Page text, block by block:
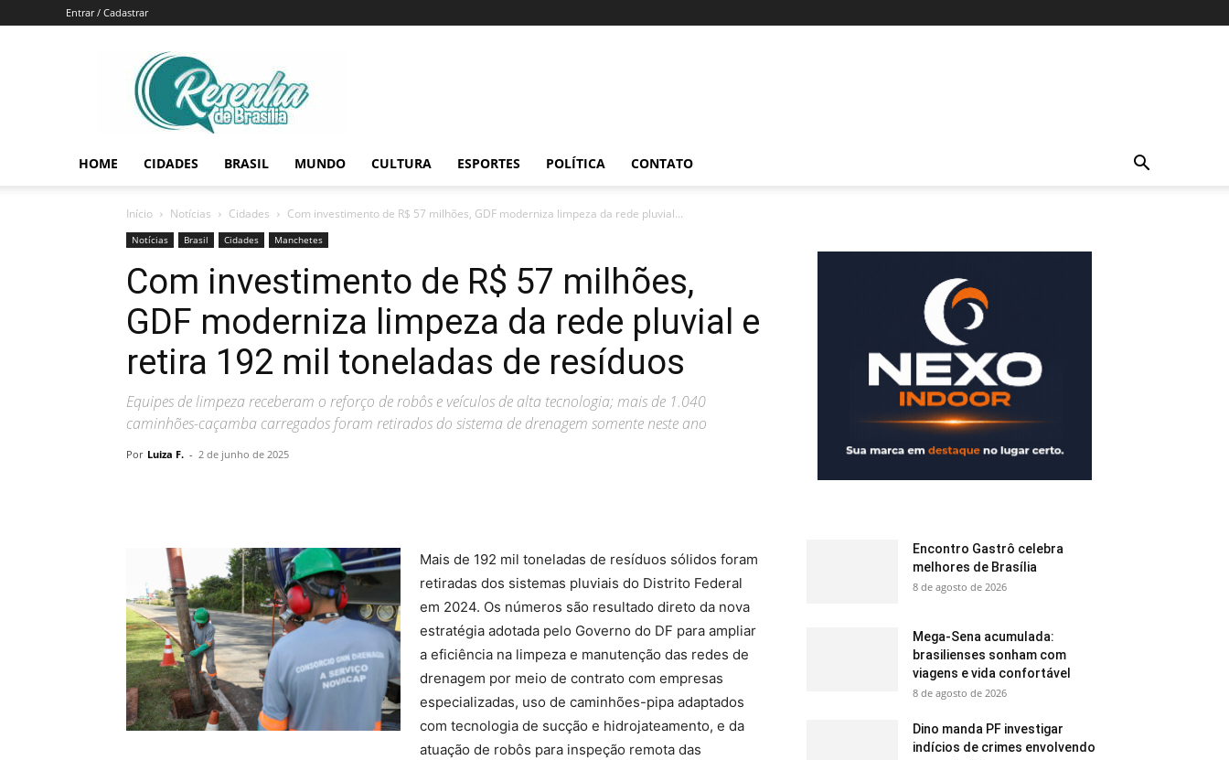
Entrar / Cadastrar
de
Brasília
HOME CIDADES BRASIL MUNDO CULTURA ESPORTES POLÍTICA CONTATO
Início Notícias Cidades Com investimento de R$ 57 milhões, GDF moderniza limpeza da rede pluvial...
Notícias Brasil Cidades Manchetes
Com investimento de R$ 57 milhões,
GDF moderniza limpeza da rede pluvial e
retira 192 mil toneladas de resíduos
Equipes de limpeza receberam o reforço de robôs e veículos de alta tecnologia; mais de 1.040
caminhões-caçamba carregados foram retirados do sistema de drenagem somente neste ano
Por Luiza F. - 2 de junho de 2025
Mais de 192 mil toneladas de resíduos sólidos foram
retiradas dos sistemas pluviais do Distrito Federal
em 2024. Os números são resultado direto da nova
estratégia adotada pelo Governo do DF para ampliar
a eficiência na limpeza e manutenção das redes de
drenagem por meio de contrato com empresas
especializadas, uso de caminhões-pipa adaptados
com tecnologia de sucção e hidrojateamento, e da
atuação de robôs para inspeção remota das
Encontro Gastrô celebra
melhores de Brasília
8 de agosto de 2026
Mega-Sena acumulada:
brasilienses sonham com
viagens e vida confortável
8 de agosto de 2026
Dino manda PF investigar
indícios de crimes envolvendo